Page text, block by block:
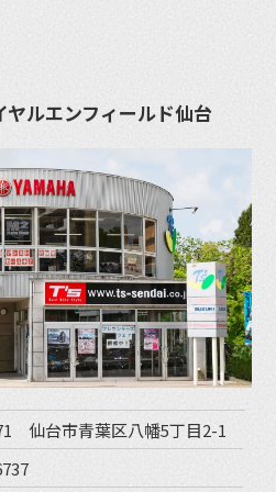
ルエンフィールド仙台
仙台市青葉区八幡5丁目2-1